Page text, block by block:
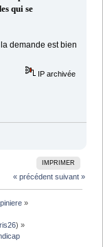
qui se
demande est bien
IP archivée
IMPRIMER
« précédent suivant »
»
) »